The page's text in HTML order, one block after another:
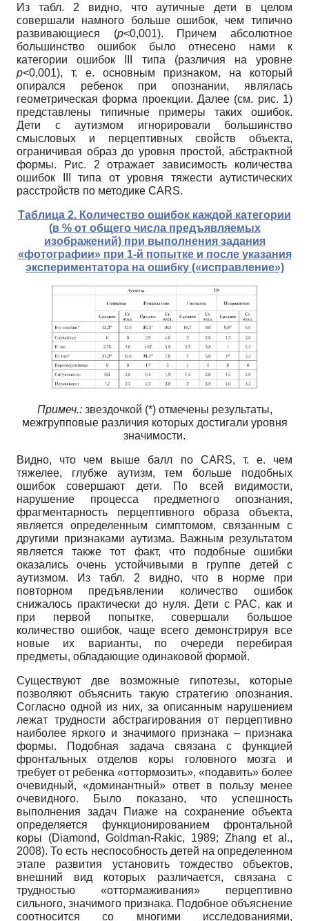
Из табл. 2 видно, что аутичные дети в целом
совершали намного больше ошибок, чем типично
развивающиеся (p<0,001). Причем абсолютное
большинство ошибок было отнесено нами к
категории ошибок III типа (различия на уровне
p<0,001), т. е. основным признаком, на который
опирался ребенок при опознании, являлась
геометрическая форма проекции. Далее (см. рис. 1)
представлены типичные примеры таких ошибок.
Дети с аутизмом игнорировали большинство
смысловых и перцептивных свойств объекта,
ограничивая образ до уровня простой, абстрактной
формы. Рис. 2 отражает зависимость количества
ошибок III типа от уровня тяжести аутистических
расстройств по методике CARS.
Таблица 2. Количество ошибок каждой категории
(в % от общего числа предъявляемых
изображений) при выполнения задания
«фотографии» при 1-й попытке и после указания
экспериментатора на ошибку («исправление»)
Примеч.:звездочкой (*) отмечены результаты,
межгрупповые различия которых достигали уровня
значимости.
Видно, что чем выше балл по CARS, т. е. чем
тяжелее, глубже аутизм, тем больше подобных
ошибок совершают дети. По всей видимости,
нарушение процесса предметного опознания,
фрагментарность перцептивного образа объекта,
является определенным симптомом, связанным с
другими признаками аутизма. Важным результатом
является также тот факт, что подобные ошибки
оказались очень устойчивыми в группе детей с
аутизмом. Из табл. 2 видно, что в норме при
повторном предъявлении количество ошибок
снижалось практически до нуля. Дети с РАС, как и
при первой попытке, совершали большое
количество ошибок, чаще всего демонстрируя все
новые их варианты, по очереди перебирая
предметы, обладающие одинаковой формой.
Существуют две возможные гипотезы, которые
позволяют объяснить такую стратегию опознания.
Согласно одной из них, за описанным нарушением
лежат трудности абстрагирования от перцептивно
наиболее яркого и значимого признака – признака
формы. Подобная задача связана с функцией
фронтальных отделов коры головного мозга и
требует от ребенка «оттормозить», «подавить» более
очевидный, «доминантный» ответ в пользу менее
очевидного. Было показано, что успешность
выполнения задач Пиаже на сохранение объекта
определяется функционированием фронтальной
коры (Diamond, Goldman-Rakic, 1989; Zhang et al.,
2008). То есть неспособность детей на определенном
этапе развития установить тождество объектов,
внешний вид которых различается, связана с
трудностью «оттормаживания» перцептивно
сильного, значимого признака. Подобное объяснение
соотносится со многими исследованиями,